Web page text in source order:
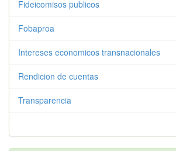
Fideicomisos publicos
Fobaproa
Intereses economicos transnacionales
Rendicion de cuentas
Transparencia